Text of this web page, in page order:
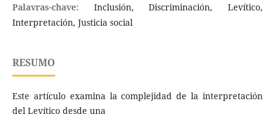
Palavras-chave: Inclusión, Discriminación, Levítico,
Interpretación, Justicia social
RESUMO
Este artículo examina la complejidad de la interpretación
del Levítico desde una